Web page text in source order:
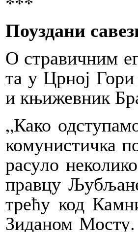
Поуздани
О стра­вич­ним
та у Цр­ној
и књи­жев­ник
„Ка­ко
ко­му­ни­стич­ка
ра­су­ло
прав­цу
тре­ћу код
Зи­да­ном Мо­сту.